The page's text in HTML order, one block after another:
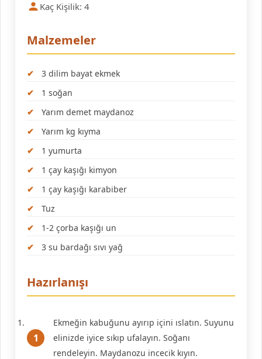
Kaç Kişilik: 4
Malzemeler
3 dilim bayat ekmek
1 soğan
Yarım demet maydanoz
Yarım kg kıyma
1 yumurta
1 çay kaşığı kimyon
1 çay kaşığı karabiber
Tuz
1-2 çorba kaşığı un
3 su bardağı sıvı yağ
Hazırlanışı
Ekmeğin kabuğunu ayırıp içini ıslatın. Suyunu
elinizde iyice sıkıp ufalayın. Soğanı
rendeleyin. Maydanozu incecik kıyın.